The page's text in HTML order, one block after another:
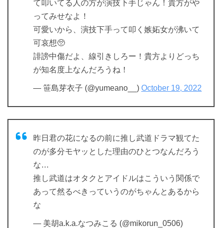
て叩いてる人の方が演技下手じゃん！貴方がや
ってみせなよ！
可愛いから、演技下手って叩く嫉妬女が沸いて
可哀想🥺
誹謗中傷だよ、線引きしろー！貴方よりどっち
が知名度上なんだろうね！
— 笹島芽衣子 (@yumeano__) October 19, 2022
昨日君の花になるの前に推し武道ドラマ観てた
のが多分モヤッとした理由のひとつなんだろう
な…
推し武道はオタクとアイドルはこういう関係で
あって然るべきっていうのがちゃんとあるから
な
— 美胡a.k.a.なつみこる (@mikorun_0506)